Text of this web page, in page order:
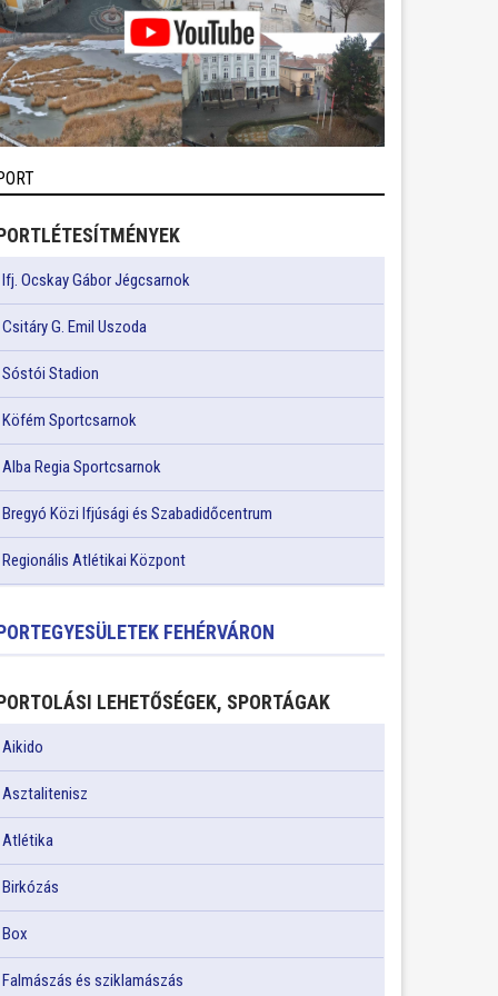
Ifj. Ocskay Gábor Jégcsarnok
Csitáry G. Emil Uszoda
Sóstói Stadion
Köfém Sportcsarnok
Alba Regia Sportcsarnok
Bregyó Közi Ifjúsági és Szabadidőcentrum
Regionális Atlétikai Központ
FEHÉRVÁRON
LEHETŐSÉGEK, SPORTÁGAK
Aikido
Asztalitenisz
Atlétika
Birkózás
Box
Falmászás és sziklamászás